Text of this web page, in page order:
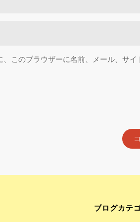
このブラウザーに名前、メール、サイ
ブログカテ